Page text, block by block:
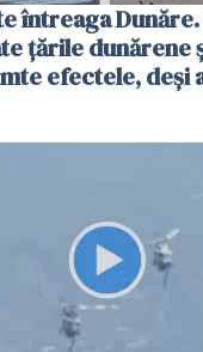
întreaga
țările dunărene
efectele, deși